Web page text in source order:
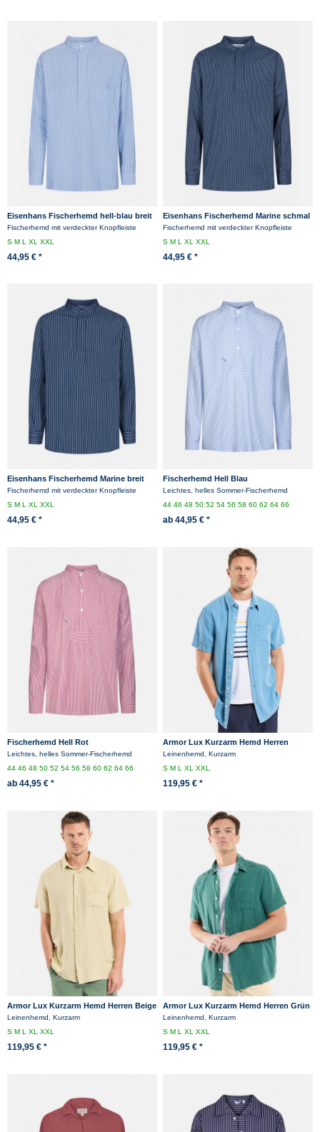
Eisenhans Fischerhemd hell-blau breit
gestreift
Fischerhemd mit verdeckter Knopfleiste
SMLXLXXL
44,95 € *
Eisenhans Fischerhemd Marine schmal
gestreift
Fischerhemd mit verdeckter Knopfleiste
SMLXLXXL
44,95 € *
Eisenhans Fischerhemd Marine breit
gestreift
Fischerhemd mit verdeckter Knopfleiste
S M LXLXXL
44,95 € *
Fischerhemd Hell Blau
Leichtes, helles Sommer-Fischerhemd
444648505254565860626466
ab 44,95 € *
Fischerhemd Hell Rot
Leichtes, helles Sommer-Fischerhemd
444648505254565860626466
ab 44,95 € *
Armor Lux Kurzarm Hemd Herren
Hellblau Türkis Comfort
Leinenhemd, Kurzarm
SMLXLXXL
119,95 € *
Armor Lux Kurzarm Hemd Herren Beige
Comfort
Leinenhemd, Kurzarm
SMLXLXXL
119,95 € *
Armor Lux Kurzarm Hemd Herren Grün
Comfort
Leinenhemd, Kurzarm
SMLXLXXL
119,95 € *